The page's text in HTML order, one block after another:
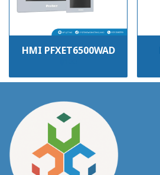
HMI PFXET6500WAD